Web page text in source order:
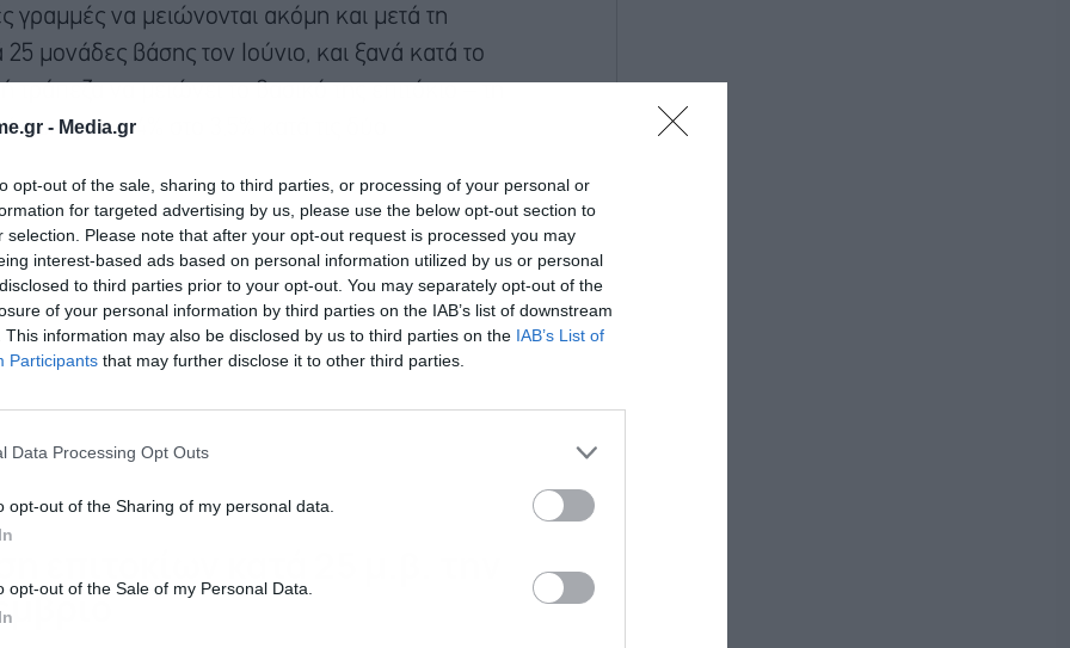
- Media.gr
opt-out of the sale, sharing to third parties, or processing of your personal or
for targeted advertising by us, please use the below opt-out section to
selection. Please note that after your opt-out request is processed you may
interest-based ads based on personal information utilized by us or personal
to third parties prior to your opt-out. You may separately opt-out of the
of your personal information by third parties on the IAB’s list of downstream
This information may also be disclosed by us to third parties on the IAB’s List of
Participants that may further disclose it to other third parties.
Data Processing Opt Outs
opt-out of the Sharing of my personal data.
opt-out of the Sale of my Personal Data.
γραμμές να μειώνονται ακόμη και μετά τη
μονάδες βάσης τον Ιούνιο, και ξανά κατά το
τράπεζα να μειώνει το βασικό της επιτόκιο – τη
του 4% στο 3,5% κατά τις δύο
επιτοκίων κατά 25 μ.β. την